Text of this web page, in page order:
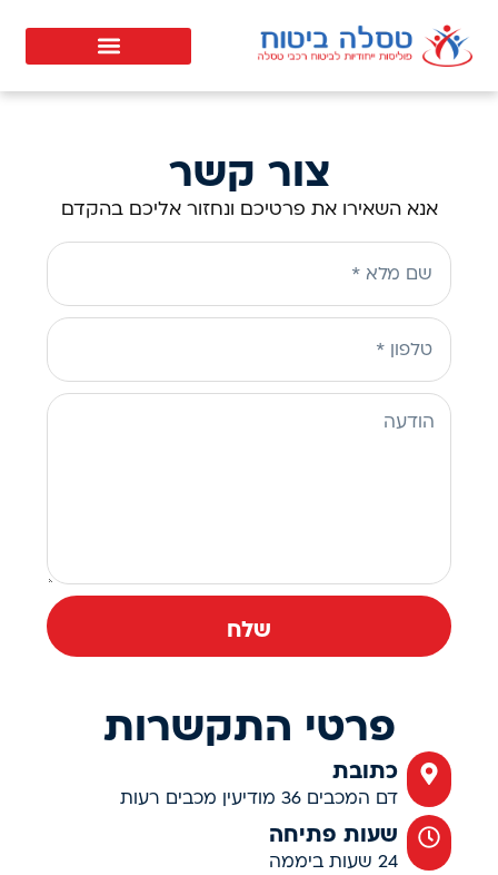
צור קשר
אנא השאירו את פרטיכם ונחזור אליכם בהקדם
שלח
פרטי התקשרות
כתובת
דם המכבים 36 מודיעין מכבים רעות
שעות פתיחה
24 שעות ביממה